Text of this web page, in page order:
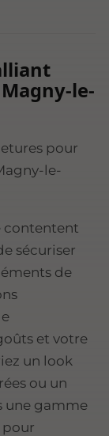
le-
pour
le-
contentent
sécuriser
de
et votre
un look
ou un
une gamme
pour